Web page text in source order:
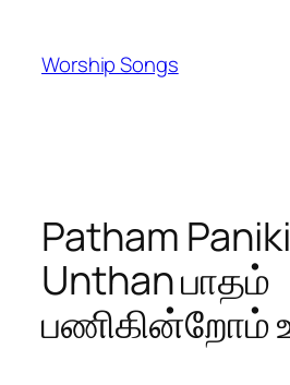
content
Worship Songs
Patham
Unthan பாதம்
பணிகின்றோம்